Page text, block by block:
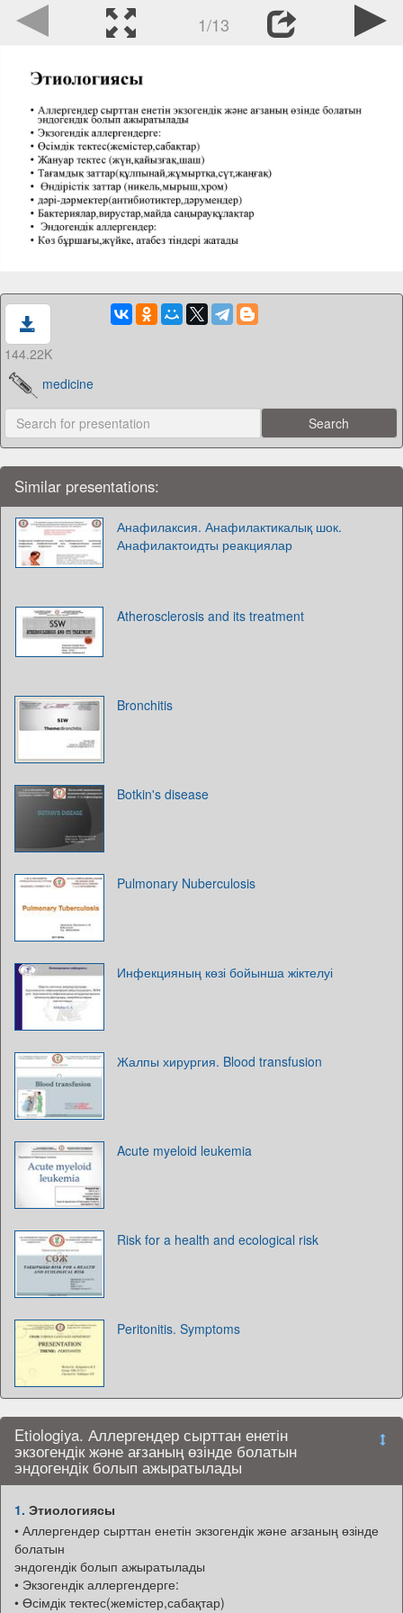
1/13
144.22K
medicine
Similar presentations:
Анафилаксия. Анафилактикалық шок.
Анафилактоидты реакциялар
Atherosclerosis and its treatment
Bronchitis
Botkin's disease
Pulmonary Nuberculosis
Инфекцияның көзі бойынша жіктелуі
Жалпы хирургия. Blood transfusion
Acute myeloid leukemia
Risk for a health and ecological risk
Peritonitis. Symptoms
Etiologiya. Аллергендер сырттан енетін
экзогендік және ағзаның өзінде болатын
эндогендік болып ажыратылады
1. Этиологиясы
• Аллергендер сырттан енетін экзогендік және ағзаның өзінде
болатын
эндогендік болып ажыратылады
• Экзогендік аллергендерге:
• Өсімдік тектес(жемістер,сабақтар)